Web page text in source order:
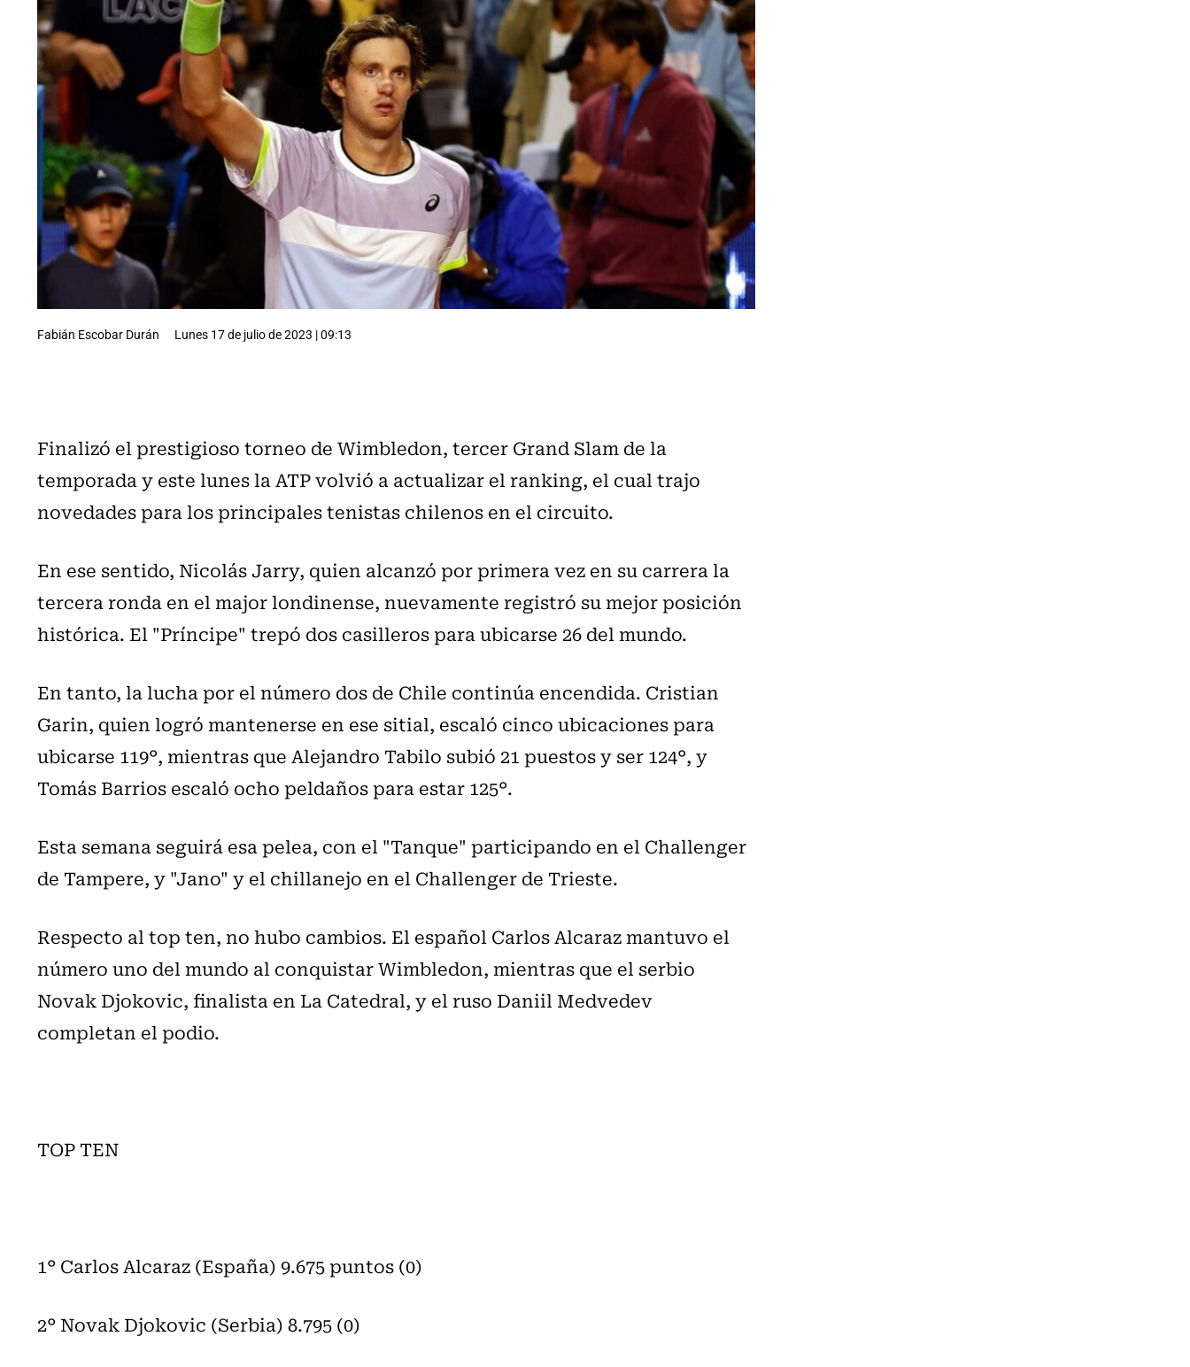
Fabián Escobar Durán Lunes 17 de julio de 2023 | 09:13
Finalizó el prestigioso torneo de Wimbledon, tercer Grand Slam de la
temporada y este lunes la ATP volvió a actualizar el ranking, el cual trajo
novedades para los principales tenistas chilenos en el circuito.
En ese sentido, Nicolás Jarry, quien alcanzó por primera vez en su carrera la
tercera ronda en el major londinense, nuevamente registró su mejor posición
histórica. El "Príncipe" trepó dos casilleros para ubicarse 26 del mundo.
En tanto, la lucha por el número dos de Chile continúa encendida. Cristian
Garin, quien logró mantenerse en ese sitial, escaló cinco ubicaciones para
ubicarse 119°, mientras que Alejandro Tabilo subió 21 puestos y ser 124°, y
Tomás Barrios escaló ocho peldaños para estar 125°.
Esta semana seguirá esa pelea, con el "Tanque" participando en el Challenger
de Tampere, y "Jano" y el chillanejo en el Challenger de Trieste.
Respecto al top ten, no hubo cambios. El español Carlos Alcaraz mantuvo el
número uno del mundo al conquistar Wimbledon, mientras que el serbio
Novak Djokovic, finalista en La Catedral, y el ruso Daniil Medvedev
completan el podio.
TOP TEN
1° Carlos Alcaraz (España) 9.675 puntos (0)
2° Novak Djokovic (Serbia) 8.795 (0)